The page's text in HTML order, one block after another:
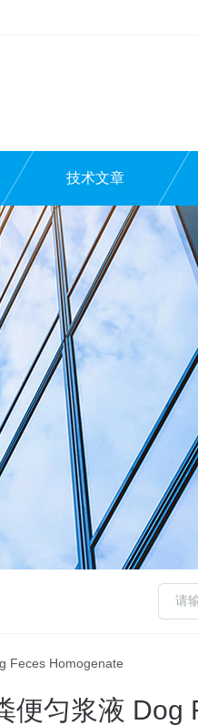
技术文章
Feces Homogenate
便匀浆液 Dog